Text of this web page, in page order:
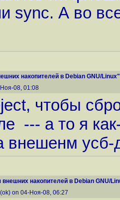
sync. А во
накопителей в Debian GNU/Linux"
08, 01:08
чтобы
--- а то я
усб-
накопителей в Debian GNU/
(ok) on 04-Ноя-08, 06:27